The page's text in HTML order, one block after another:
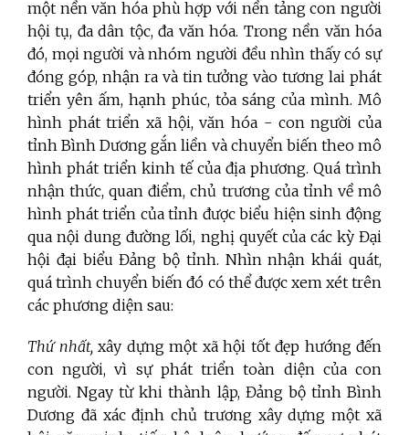
một nền văn hóa phù hợp với nền tảng con người
hội tụ, đa dân tộc, đa văn hóa. Trong nền văn hóa
đó, mọi người và nhóm người đều nhìn thấy có sự
đóng góp, nhận ra và tin tưởng vào tương lai phát
triển yên ấm, hạnh phúc, tỏa sáng của mình. Mô
hình phát triển xã hội, văn hóa - con người của
tỉnh Bình Dương gắn liền và chuyển biến theo mô
hình phát triển kinh tế của địa phương. Quá trình
nhận thức, quan điểm, chủ trương của tỉnh về mô
hình phát triển của tỉnh được biểu hiện sinh động
qua nội dung đường lối, nghị quyết của các kỳ Đại
hội đại biểu Đảng bộ tỉnh. Nhìn nhận khái quát,
quá trình chuyển biến đó có thể được xem xét trên
các phương diện sau:
Thứ nhất, xây dựng một xã hội tốt đẹp hướng đến
con người, vì sự phát triển toàn diện của con
người. Ngay từ khi thành lập, Đảng bộ tỉnh Bình
Dương đã xác định chủ trương xây dựng một xã